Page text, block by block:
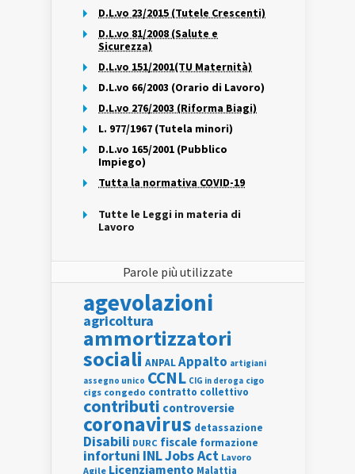
D.L.vo 23/2015 (Tutele Crescenti)
D.L.vo 81/2008 (Salute e
Sicurezza)
D.L.vo 151/2001(TU Maternità)
D.L.vo 66/2003 (Orario di Lavoro)
D.L.vo 276/2003 (Riforma Biagi)
L. 977/1967 (Tutela minori)
D.L.vo 165/2001 (Pubblico
Impiego)
Tutta la normativa COVID-19
Tutte le Leggi in materia di
Lavoro
Parole più utilizzate
agevolazioni
agricoltura
ammortizzatori
sociali ANPALAppalto artigiani
assegno unico CCNL CIG in deroga cigo
cigs congedo contratto collettivo
contributi controversie
coronavirus detassazione
Disabili DURC fiscale formazione
infortuni INLJobs Act Lavoro
Agile Licenziamento Malattia